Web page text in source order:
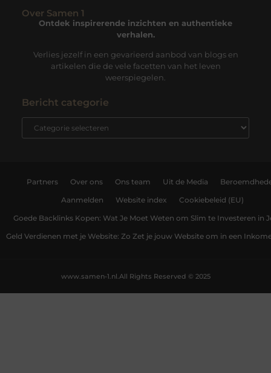
Over Samen 1
Ontdek inspirerende inzichten en authentieke
verhalen.
Verlies jezelf in een gevarieerd aanbod van blogs en
artikelen die de vele facetten van het leven
weerspiegelen.
Bericht categorie
Partners Over ons Ons team Uit de Media
Aanmelden Website index Cookiebeleid (EU)
Goede Backlinks Kopen: Wat Je Moet Weten om Slim te Investeren in
Geld Verdienen met je Website: Zo Zet je jouw Website om in een
All Rights Reserved © 2025
www.samen-1.nl.